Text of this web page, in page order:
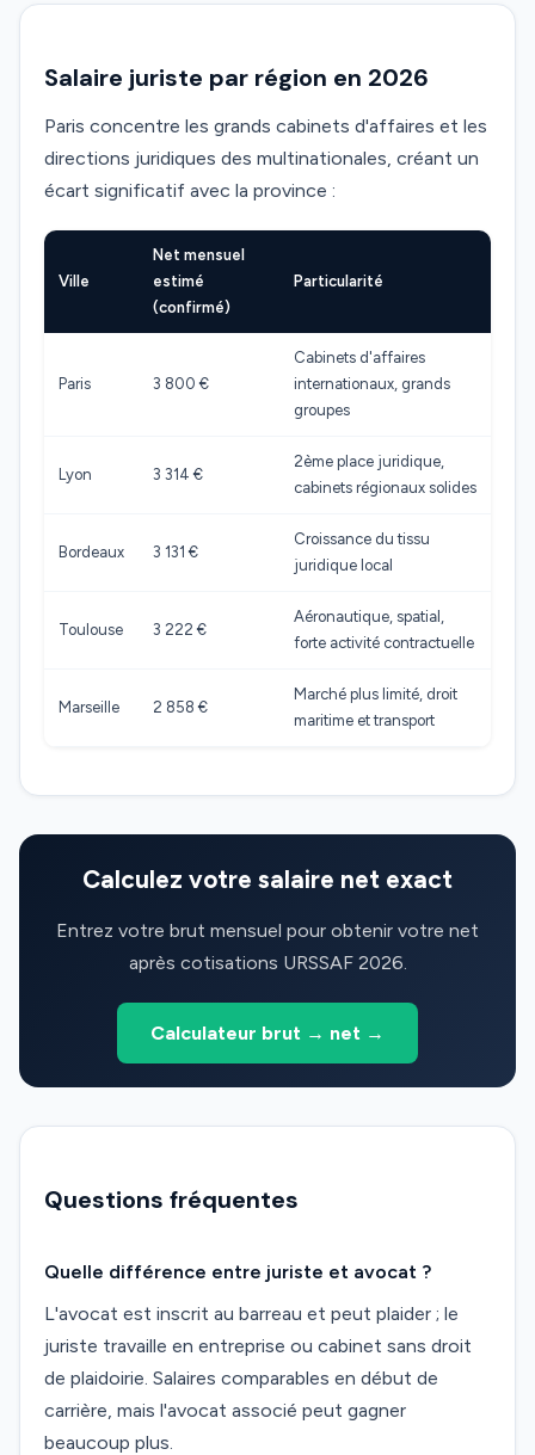
Salaire juriste par région en 2026
Paris concentre les grands cabinets d'affaires et les
directions juridiques des multinationales, créant un
écart significatif avec la province :
Ville
Net mensuel
estimé
(confirmé)
Particularité
Paris 3 800 €
Cabinets d'affaires
internationaux, grands
groupes
Lyon 3 314 €
2ème place juridique,
cabinets régionaux solides
Bordeaux 3 131 €
Croissance du tissu
juridique local
Toulouse 3 222 €
Aéronautique, spatial,
forte activité contractuelle
Marseille 2 858 €
Marché plus limité, droit
maritime et transport
Calculez votre salaire net exact
Entrez votre brut mensuel pour obtenir votre net
après cotisations URSSAF 2026.
Calculateur brut → net →
Questions fréquentes
Quelle différence entre juriste et avocat ?
L'avocat est inscrit au barreau et peut plaider ; le
juriste travaille en entreprise ou cabinet sans droit
de plaidoirie. Salaires comparables en début de
carrière, mais l'avocat associé peut gagner
beaucoup plus.